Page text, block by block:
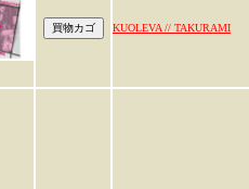
KUOLEVA // TAKURAMI